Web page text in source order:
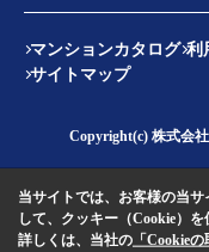
マンションカタログ 利
サイトマップ
Copyright(c) 株式会
当サイトでは、お客様の当
して、クッキー（Cookie）を
詳しくは、当社の 「Cookie